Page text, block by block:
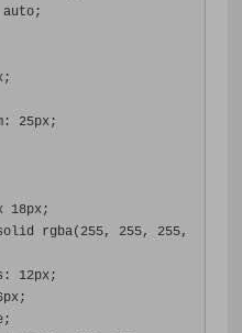
auto;
;
: 25px;
18px;
rgba( 255, 255, 255,
: 12px;
;
;